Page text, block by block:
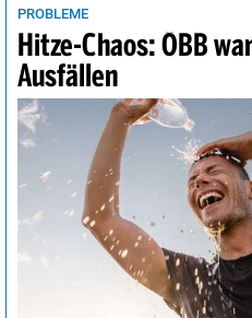
PROBLEME
Hitze-Chaos: ÖBB
Ausfällen